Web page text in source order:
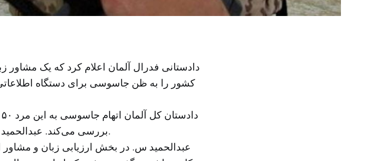
دادستانی فدرال آلمان اعلام کرد که یک
کشور را به ظن جاسوسی برای دستگاه
بررسی می‌کند. عبدالحمید س. در افغانستان متولد شده‌است.
عبدالحمید س. در بخش ارزیابی زبان و مشاور